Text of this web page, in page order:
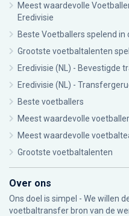
Meest waardevolle
Eredivisie
Beste Voetballers spelend in
Grootste voetbaltalenten
Eredivisie (NL) - Bevestigde
Eredivisie (NL) -
Beste voetballers
Meest waardevolle
Meest waardevolle
Grootste voetbaltalenten
Over ons
Ons doel is simpel - We willen
voetbaltransfer bron van de